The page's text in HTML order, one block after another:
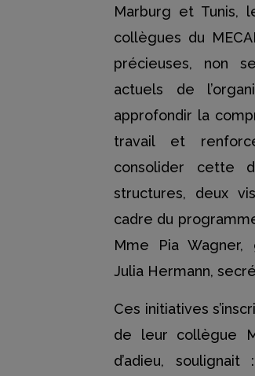
Marburg et Tunis,
collègues du
précieuses, non
actuels de
approfondir la
travail et
consolider cette
structures, deux
cadre du
Mme Pia Wagner,
Julia Hermann,
Ces initiatives
de leur collègue
d’adieu,